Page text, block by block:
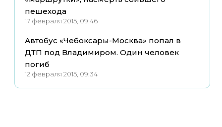
пешехода
17 февраля 2015, 09:46
Автобус «Чебоксары-Москва» попал в
ДТП под Владимиром. Один человек
погиб
12 февраля 2015, 09:34